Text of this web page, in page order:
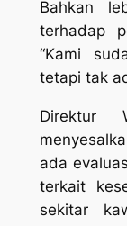
Bahkan
terhadap
“Kami
tetapi tak
Direktur
ada
terkait
sekitar